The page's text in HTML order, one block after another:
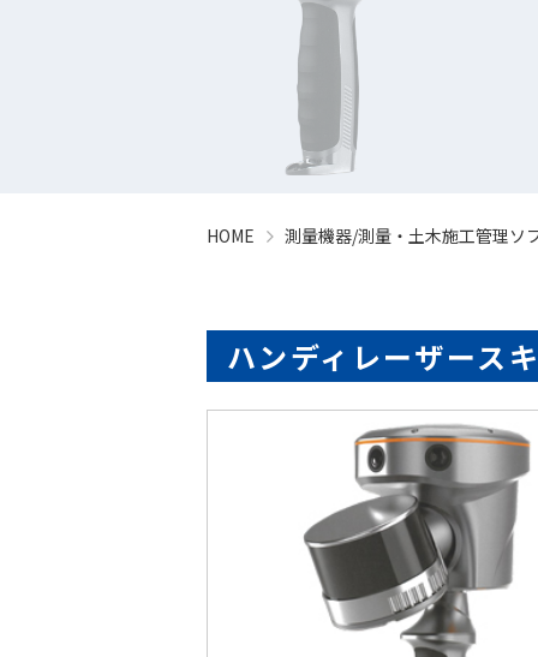
HOME 測量機器/測量・土木施工管理ソ
ハンディレーザース